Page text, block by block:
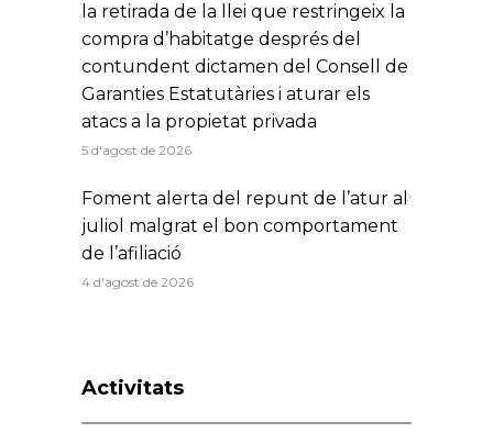
la retirada de la llei que restringeix la
compra d’habitatge després del
contundent dictamen del Consell de
Garanties Estatutàries i aturar els
atacs a la propietat privada
5 d'agost de 2026
Foment alerta del repunt de l’atur al
juliol malgrat el bon comportament
de l’afiliació
4 d'agost de 2026
Activitats